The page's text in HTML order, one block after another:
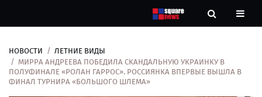
Новости
НОВОСТИ
ЛЕТНИЕ ВИДЫ
МИРРА АНДРЕЕВА ПОБЕДИЛА СКАНДАЛЬНУЮ УКРАИНКУ В
ПОЛУФИНАЛЕ «РОЛАН ГАРРОС». РОССИЯНКА ВПЕРВЫЕ ВЫШЛА В
ФИНАЛ ТУРНИРА «БОЛЬШОГО ШЛЕМА»